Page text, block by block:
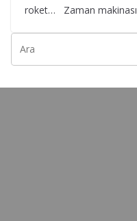
roket… Zaman makinası